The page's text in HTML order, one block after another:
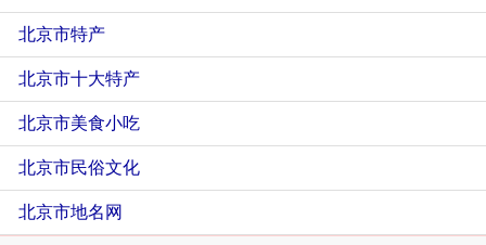
北京市特产
北京市十大特产
北京市美食小吃
北京市民俗文化
北京市地名网